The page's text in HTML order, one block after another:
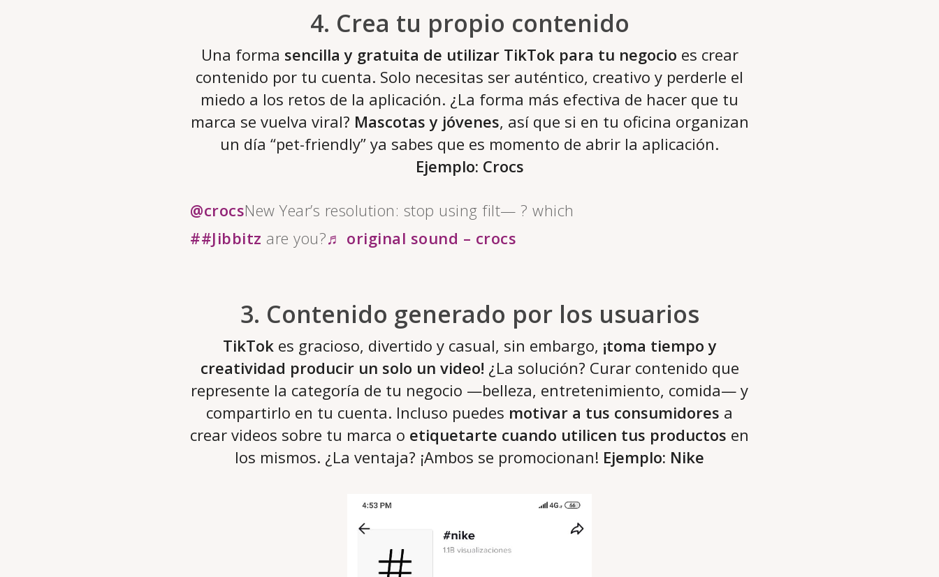
4. Crea tu propio contenido
Una forma sencilla y gratuita de utilizar TikTok para tu negocio es crear
contenido por tu cuenta. Solo necesitas ser auténtico, creativo y perderle el
miedo a los retos de la aplicación. ¿La forma más efectiva de hacer que tu
marca se vuelva viral? Mascotas y jóvenes, así que si en tu oficina organizan
un día “pet-friendly” ya sabes que es momento de abrir la aplicación.
Ejemplo: Crocs
@crocsNew Year’s resolution: stop using filt— ? which
##Jibbitz are you?♬ original sound – crocs
3. Contenido generado por los usuarios
TikTokes gracioso, divertido y casual, sin embargo, ¡toma tiempo y
creatividad producir un solo un video! ¿La solución? Curar contenido que
represente la categoría de tu negocio —belleza, entretenimiento, comida— y
compartirlo en tu cuenta. Incluso puedes motivar a tus consumidores a
crear videos sobre tu marca o etiquetarte cuando utilicen tus productos en
los mismos. ¿La ventaja? ¡Ambos se promocionan! Ejemplo: Nike